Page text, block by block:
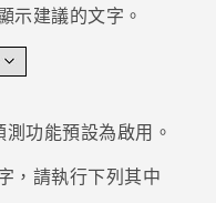
示建議的文字。
功能預設為啟用。
，請執行下列其中